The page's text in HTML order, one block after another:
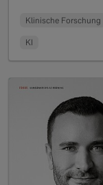
Klinische Forschung
KI